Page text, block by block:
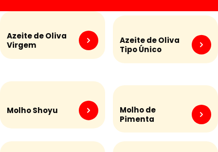
Azeite de Oliva
Virgem
Azeite de Oliva
Tipo Único
Molho Shoyu
Molho de
Pimenta